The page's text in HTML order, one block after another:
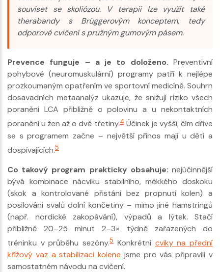
souviset se skoliózou. V terapii lze využít také
therabandy s Brüggerovým konceptem, tedy
odporové cvičení s pružným gumovým pásem.
Prevence funguje – a je to doloženo. Preventivní
pohybové (neuromuskulární) programy patří k nejlépe
prozkoumaným opatřením ve sportovní medicíně. Souhrn
dosavadních metaanalýz ukazuje, že snižují riziko všech
poranění LCA přibližně o polovinu a u nekontaktních
poranění u žen až o dvě třetiny.4Účinek je vyšší, čím dříve
se s programem začne – největší přínos mají u dětí a
dospívajících.5
Co takový program prakticky obsahuje: nejúčinnější
bývá kombinace nácviku stabilního, měkkého doskoku
(skok a kontrolované přistání bez propnutí kolen) a
posilování svalů dolní končetiny – mimo jiné hamstringů
(např. nordické zakopávání), výpadů a lýtek. Stačí
přibližně 20–25 minut 2–3× týdně zařazených do
tréninku v průběhu sezóny.5Konkrétní cviky na přední
křížový vaz a stabilizaci kolene jsme pro vás připravili v
samostatném návodu na cvičení.